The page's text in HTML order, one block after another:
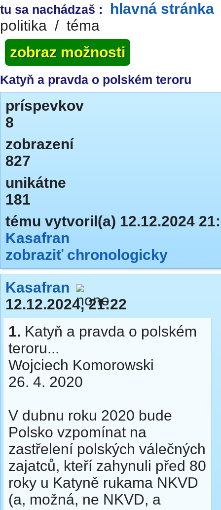
tu sa nachádzaš : hlavná stránka
politika / téma
zobraz možnosti
Katyň a pravda o polském teroru
príspevkov
8
zobrazení
827
unikátne
181
tému vytvoril(a) 12.12.2024
Kasafran
zobraziť chronologicky
Kasafran
12.12.2024, 21:22
1. Katyň a pravda o polském
teroru...
Wojciech Komorowski
26. 4. 2020
V dubnu roku 2020 bude
Polsko vzpomínat na
zastřelení polských válečných
zajatců, kteří zahynuli před 80
roky u Katyně rukama NKVD
(a, možná, ne NKVD, a